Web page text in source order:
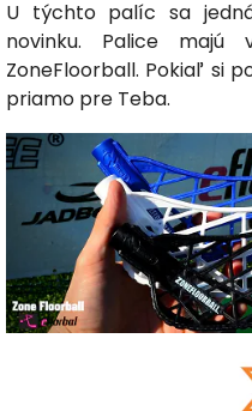
U týchto palíc sa
novinku. Palice majú
ZoneFloorball. Pokiaľ si
priamo pre Teba.